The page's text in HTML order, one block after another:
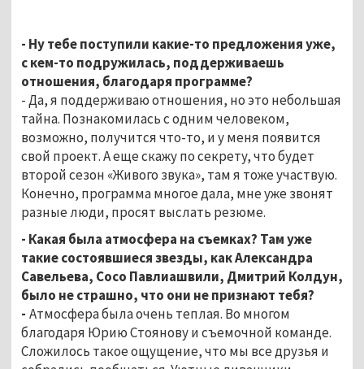
- Ну тебе поступили какие-то предложения уже,
с кем-то подружилась, поддерживаешь
отношения, благодаря программе?
- Да, я поддерживаю отношения, но это небольшая
тайна. Познакомилась с одним человеком,
возможно, получится что-то, и у меня появится
свой проект. А еще скажу по секрету, что будет
второй сезон «Живого звука», там я тоже участвую.
Конечно, программа многое дала, мне уже звонят
разные люди, просят выслать резюме.
- Какая была атмосфера на съемках? Там уже
такие состоявшиеся звезды, как Александра
Савельева, Сосо Павлиашвили, Дмитрий Колдун,
было не страшно, что они не признают тебя?
- Атмосфера была очень теплая. Во многом
благодаря Юрию Стоянову и съемочной команде.
Сложилось такое ощущение, что мы все друзья и